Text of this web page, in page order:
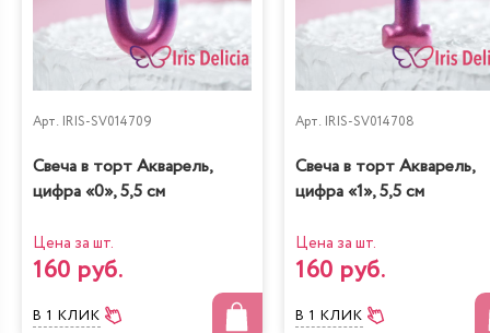
Арт. IRIS-SV014709
Свеча в торт Акварель,
цифра «0», 5,5 см
Цена за шт.
160 руб.
В 1 КЛИК
Арт. IRIS-SV014708
Свеча в торт Акварель,
цифра «1», 5,5 см
Цена за шт.
160 руб.
В 1 КЛИК